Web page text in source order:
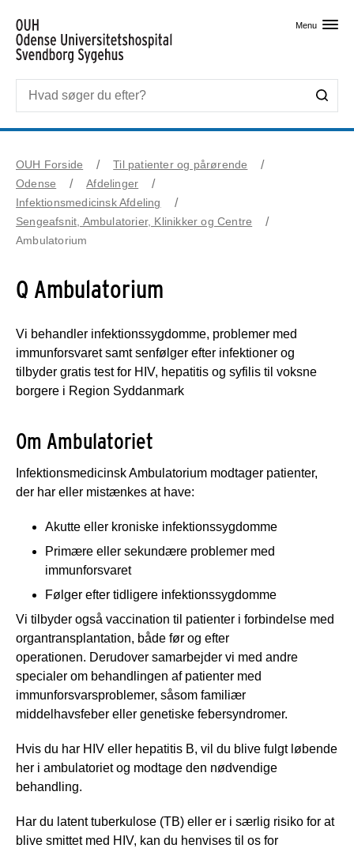
Menu
OUH Forside
Til patienter og pårørende
Odense
Afdelinger
Infektionsmedicinsk Afdeling
Sengeafsnit, Ambulatorier, Klinikker og Centre
Ambulatorium
Q Ambulatorium
Vi behandler infektionssygdomme, problemer med
immunforsvaret samt senfølger efter infektioner og
tilbyder gratis test for HIV, hepatitis og syfilis til voksne
borgere i Region Syddanmark
Om Ambulatoriet
Infektionsmedicinsk Ambulatorium modtager patienter,
der har eller mistænkes at have:
Akutte eller kroniske infektionssygdomme
Primære eller sekundære problemer med
immunforsvaret
Følger efter tidligere infektionssygdomme
Vi tilbyder også vaccination til patienter i forbindelse med
organtransplantation, både før og efter
operationen. Derudover samarbejder vi med andre
specialer om behandlingen af patienter med
immunforsvarsproblemer, såsom familiær
middelhavsfeber eller genetiske febersyndromer.
Hvis du har HIV eller hepatitis B, vil du blive fulgt løbende
her i ambulatoriet og modtage den nødvendige
behandling.
Har du latent tuberkulose (TB) eller er i særlig risiko for at
blive smittet med HIV, kan du henvises til os for